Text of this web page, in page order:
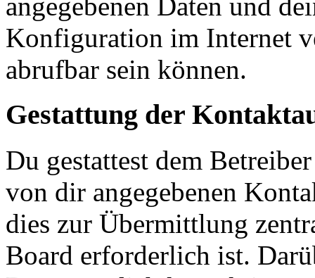
Konfiguration im Internet
abrufbar sein können.
Gestattung der
Du gestattest dem
von dir angegebenen
dies zur Übermittlung
Board erforderlich ist.